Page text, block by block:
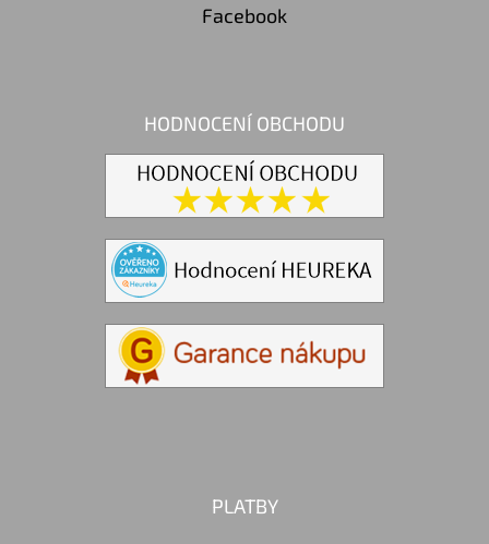
Facebook
HODNOCENÍ OBCHODU
PLATBY